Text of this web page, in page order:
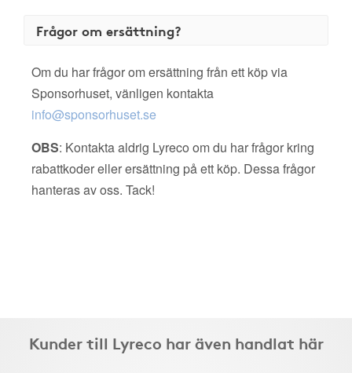
Frågor om ersättning?
Om du har frågor om ersättning från ett köp via
Sponsorhuset, vänligen kontakta
info@sponsorhuset.se
OBS: Kontakta aldrig Lyreco om du har frågor kring
rabattkoder eller ersättning på ett köp. Dessa frågor
hanteras av oss. Tack!
Kunder till Lyreco har även handlat här